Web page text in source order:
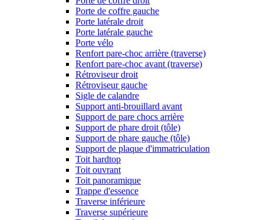
Porte de coffre gauche
Porte latérale droit
Porte latérale gauche
Porte vélo
Renfort pare-choc arrière (traverse)
Renfort pare-choc avant (traverse)
Rétroviseur droit
Rétroviseur gauche
Sigle de calandre
Support anti-brouillard avant
Support de pare chocs arrière
Support de phare droit (tôle)
Support de phare gauche (tôle)
Support de plaque d'immatriculation
Toit hardtop
Toit ouvrant
Toit panoramique
Trappe d'essence
Traverse inférieure
Traverse supérieure